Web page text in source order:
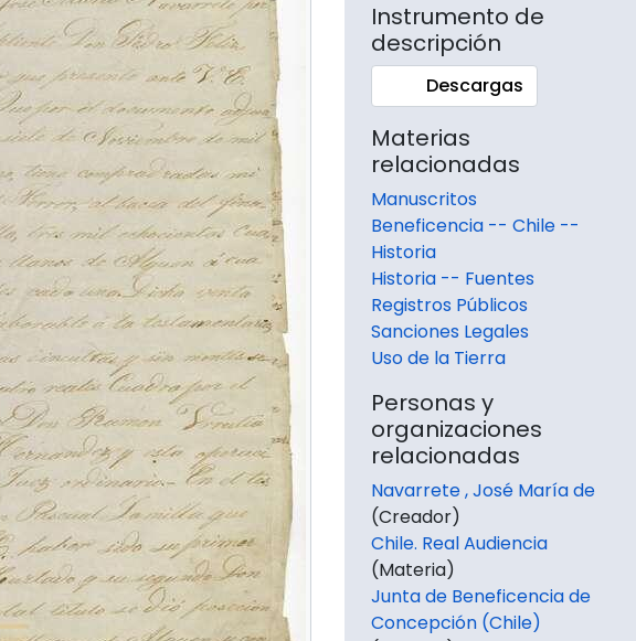
Instrumento de
descripción
Descargas
Materias
relacionadas
Manuscritos
Beneficencia -- Chile --
Historia
Historia -- Fuentes
Registros Públicos
Sanciones Legales
Uso de la Tierra
Personas y
organizaciones
relacionadas
Navarrete , José María de
(Creador)
Chile. Real Audiencia
(Materia)
Junta de Beneficencia de
Concepción (Chile)